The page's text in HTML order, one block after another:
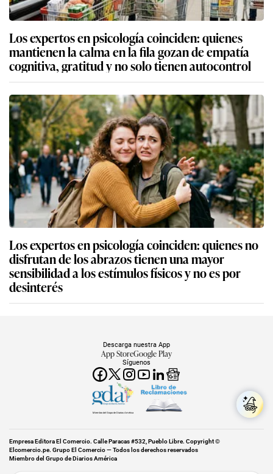
Los expertos en psicología coinciden: quienes
mantienen la calma en la fila gozan de empatía
cognitiva, gratitud y no solo tienen autocontrol
Los expertos en psicología coinciden: quienes no
disfrutan de los abrazos tienen una mayor
sensibilidad a los estímulos físicos y no es por
desinterés
Síguenos
Descarga nuestra App
App StoreGoogle Play
Miembro del Grupo de Diarios América
Empresa Editora El Comercio. Calle Paracas #532, Pueblo Libre. Copyright ©
Elcomercio.pe. Grupo El Comercio — Todos los derechos reservados
Miembro del Grupo de Diarios América